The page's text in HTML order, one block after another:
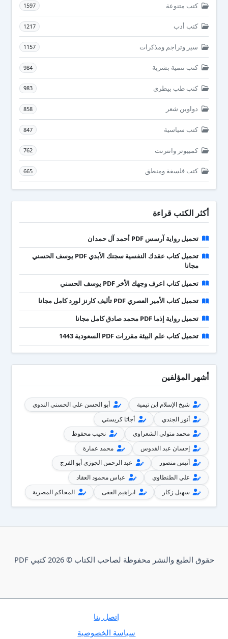
كتب متنوعة 1597
كتب أدب 1217
سير وتراجم ومذكرات 1157
كتب تنمية بشرية 984
كتب طب بيطرى 983
دواوين شعر 858
كتب سياسية 847
كمبيوتر وانترنت 762
كتب فلسفة ومنطق 665
أكثر الكتب قراءة
تحميل رواية آرسس PDF أحمد آل حمدان
تحميل كتاب عقدك النفسية سجنك الأبدي PDF يوسف الحسني
مجانا
تحميل كتاب اعرف وجهك الأخر PDF يوسف الحسني
تحميل كتاب الأمير العصري PDF تأليف كارنز لورد كامل مجانا
تحميل رواية إذما PDF محمد صادق كامل مجانا
تحميل كتاب علم البيئة مقررات PDF السعودية 1443
أشهر المؤلفين
شيخ الإسلام ابن تيمية
أبو الحسن علي الحسني الندوي
أنور الجندي
أجاثا كريستي
محمد متولي الشعراوي
نجيب محفوظ
إحسان عبد القدوس
محمد عمارة
أنيس منصور
عبد الرحمن الجوزي أبو الفرج
علي الطنطاوي
عباس محمود العقاد
سهيل زكار
ابراهيم الفقى المحاكم المصرية
حقوق الطبع والنشر محفوظة لصاحب الكتاب © 2026 كتبي PDF
إتصل بنا
سياسة الخصوصية